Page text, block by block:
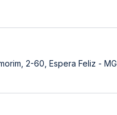
2-60, Espera Feliz - MG